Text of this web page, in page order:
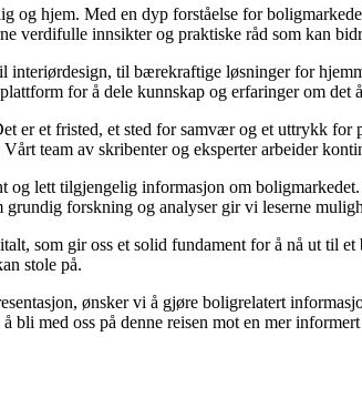
og hjem. Med en dyp forståelse for
verdifulle innsikter og praktiske råd som kan
til bærekraftige løsninger for
for å dele kunnskap og erfaringer om det
er et fristed, et sted for samvær og et uttrykk
team av skribenter og eksperter arbeider
lett tilgjengelig informasjon om
forskning og analyser gir vi leserne
som gir oss et solid fundament for å nå ut
stole på.
ønsker vi å gjøre boligrelatert
bli med oss på denne reisen mot en mer